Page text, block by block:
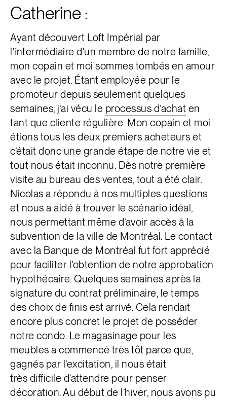
Catherine :
Ayant découvert Loft Impérial par
l’intermédiaire d’un membre de notre famille,
mon copain et moi sommes tombés en amour
avec le projet. Étant employée pour le
promoteur depuis seulement quelques
semaines, j’ai vécu le processus d’achat en
tant que cliente régulière. Mon copain et moi
étions tous les deux premiers acheteurs et
c’était donc une grande étape de notre vie et
tout nous était inconnu. Dès notre première
visite au bureau des ventes, tout a été clair.
Nicolas a répondu à nos multiples questions
et nous a aidé à trouver le scénario idéal,
nous permettant même d’avoir accès à la
subvention de la ville de Montréal. Le contact
avec la Banque de Montréal fut fort apprécié
pour faciliter l’obtention de notre approbation
hypothécaire. Quelques semaines après la
signature du contrat préliminaire, le temps
des choix de finis est arrivé. Cela rendait
encore plus concret le projet de posséder
notre condo. Le magasinage pour les
meubles a commencé très tôt parce que,
gagnés par l’excitation, il nous était
très difficile d’attendre pour penser
décoration. Au début de l’hiver, nous avons pu